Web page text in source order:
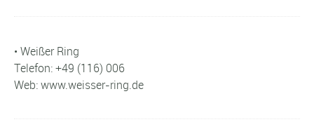
• Weißer Ring
Telefon: +49 (116) 006
Web: www.weisser-ring.de